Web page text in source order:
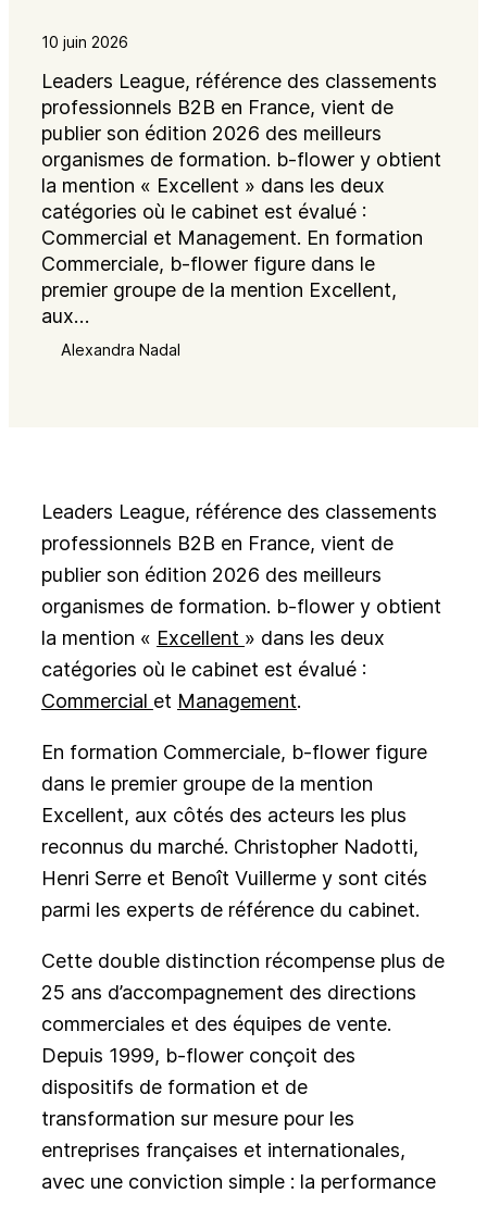
10 juin 2026
Leaders League, référence des classements
professionnels B2B en France, vient de
publier son édition 2026 des meilleurs
organismes de formation. b-flower y obtient
la mention « Excellent » dans les deux
catégories où le cabinet est évalué :
Commercial et Management. En formation
Commerciale, b-flower figure dans le
premier groupe de la mention Excellent,
aux…
Alexandra Nadal
Leaders League, référence des classements
professionnels B2B en France, vient de
publier son édition 2026 des meilleurs
organismes de formation. b-flower y obtient
la mention « Excellent » dans les deux
catégories où le cabinet est évalué :
Commercial et Management.
En formation Commerciale, b-flower figure
dans le premier groupe de la mention
Excellent, aux côtés des acteurs les plus
reconnus du marché. Christopher Nadotti,
Henri Serre et Benoît Vuillerme y sont cités
parmi les experts de référence du cabinet.
Cette double distinction récompense plus de
25 ans d’accompagnement des directions
commerciales et des équipes de vente.
Depuis 1999, b-flower conçoit des
dispositifs de formation et de
transformation sur mesure pour les
entreprises françaises et internationales,
avec une conviction simple : la performance